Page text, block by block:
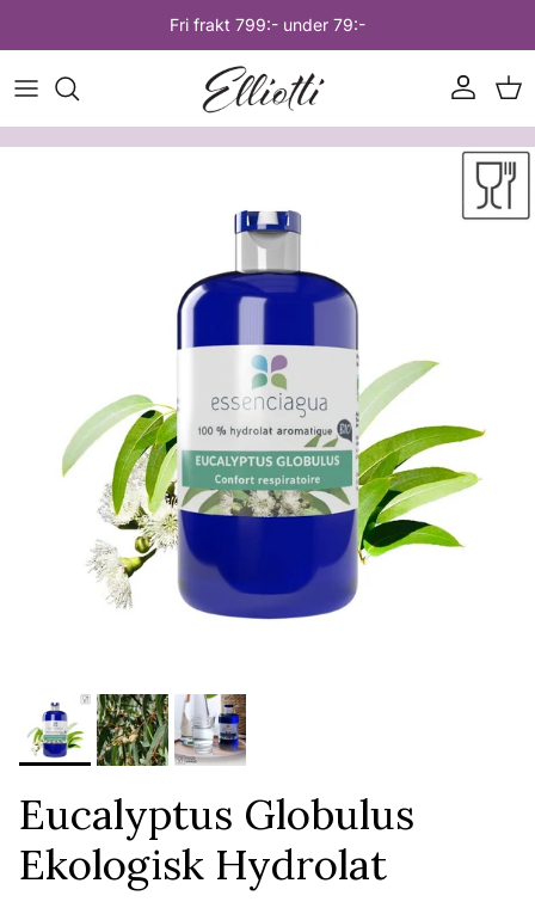
Fri frakt 799:- under 79:-
Konto
Eucalyptus Globulus
Ekologisk Hydrolat